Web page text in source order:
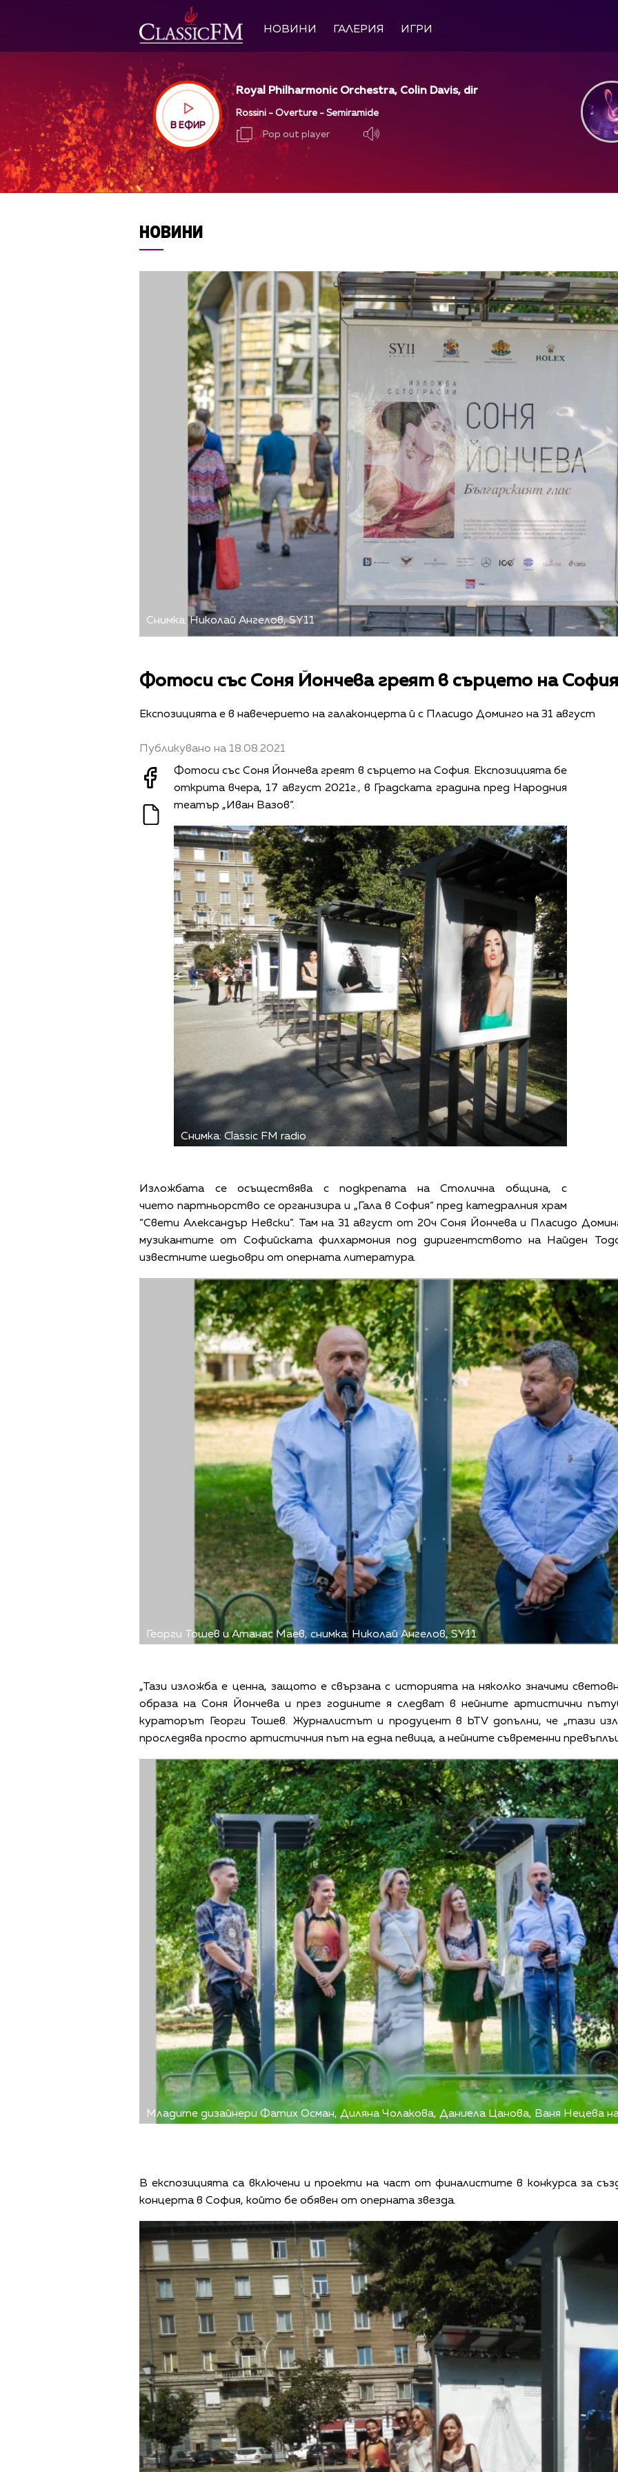
НОВИНИ ГАЛЕРИЯ ИГРИ
В ЕФИР
Royal Philharmonic Orchestra, Colin Davis, dir
Rossini - Overture - Semiramide
Pop out player
НОВИНИ
Снимка: Николай Ангелов, SY11
Фотоси със Соня Йончева греят в сърцето на София
Експозицията е в навечерието на галаконцерта й с Пласидо Доминго на 31 август
Публикувано на 18.08.2021
Фотоси със Соня Йончева греят в сърцето на София. Експозицията бе
открита вчера, 17 август 2021г., в Градската градина пред Народния
театър „Иван Вазов“.
Снимка: Classic FM radio
Изложбата се осъществява с подкрепата на Столична община, с
чието партньорство се организира и „Гала в София“ пред катедралния храм
“Свети Александър Невски”. Там на 31 август от 20ч Соня Йончева и Пласидо
музикантите от Софийската филхармония под диригентството на Найден
известните шедьоври от оперната литература.
Георги Тошев и Атанас Маев, снимка: Николай Ангелов, SY11
„Тази изложба е ценна, защото е свързана с историята на няколко значими
образа на Соня Йончева и през годините я следват в нейните артистични
кураторът Георги Тошев. Журналистът и продуцент в bTV допълни, че „тази
проследява просто артистичния път на една певица, а нейните съвременни
Младите дизайнери Фатих Осман, Диляна Чолакова, Даниела Цанова, Ваня Нецева
В експозицията са включени и проекти на част от финалистите в конкурса за
концерта в София, който бе обявен от оперната звезда.